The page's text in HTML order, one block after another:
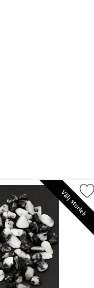
Välj storlek
Markera Turmalin -